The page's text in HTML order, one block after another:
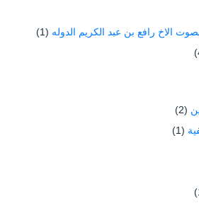
الاخ رافع بن عبد الكريم الدوله (1)
(2)
(1)